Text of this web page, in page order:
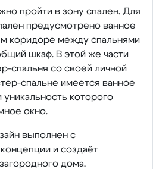
пройти в зону спален. Для
предусмотрено ванное
коридоре между спальнями
шкаф. В этой же части
спальня со своей личной
спальне имеется ванное
которого
окно.
выполнен с
и создаёт
дома.